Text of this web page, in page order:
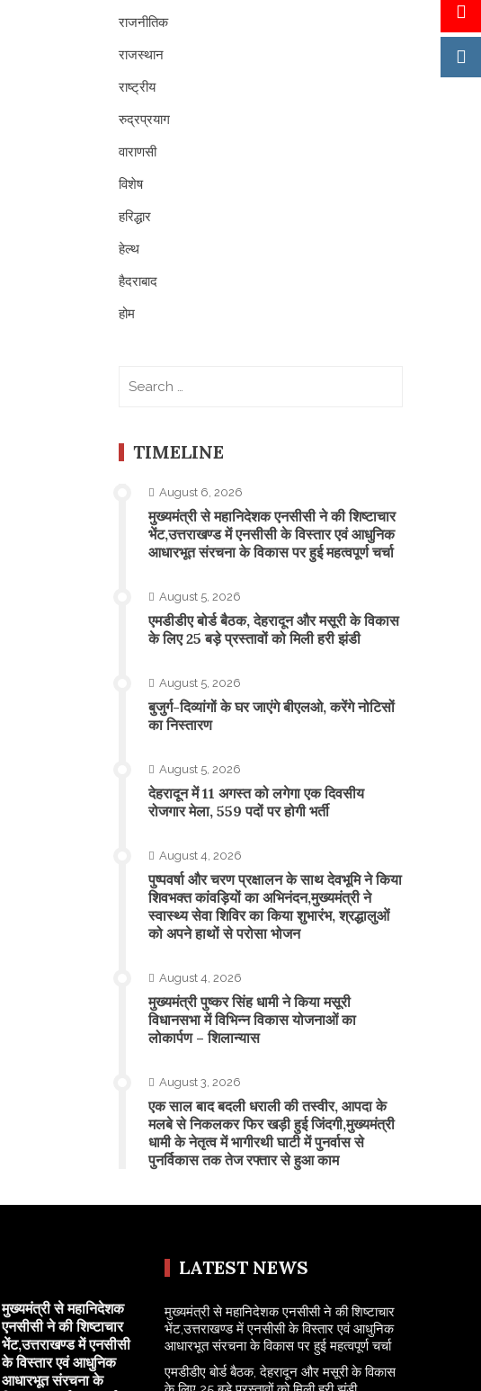
राजनीतिक
राजस्थान
राष्ट्रीय
रुद्रप्रयाग
वाराणसी
विशेष
हरिद्धार
हेल्थ
हैदराबाद
होम
TIMELINE
August 6, 2026
मुख्यमंत्री से महानिदेशक एनसीसी ने की शिष्टाचार
भेंट,उत्तराखण्ड में एनसीसी के विस्तार एवं आधुनिक
आधारभूत संरचना के विकास पर हुई महत्वपूर्ण चर्चा
August 5, 2026
एमडीडीए बोर्ड बैठक, देहरादून और मसूरी के विकास
के लिए 25 बड़े प्रस्तावों को मिली हरी झंडी
August 5, 2026
बुजुर्ग-दिव्यांगों के घर जाएंगे बीएलओ, करेंगे नोटिसों
का निस्तारण
August 5, 2026
​देहरादून में 11 अगस्त को लगेगा एक दिवसीय
रोजगार मेला, 559 पदों पर होगी भर्ती
August 4, 2026
पुष्पवर्षा और चरण प्रक्षालन के साथ देवभूमि ने किया
शिवभक्त कांवड़ियों का अभिनंदन,मुख्यमंत्री ने
स्वास्थ्य सेवा शिविर का किया शुभारंभ, श्रद्धालुओं
को अपने हाथों से परोसा भोजन
August 4, 2026
मुख्यमंत्री पुष्कर सिंह धामी ने किया मसूरी
विधानसभा में विभिन्न विकास योजनाओं का
लोकार्पण – शिलान्यास
August 3, 2026
एक साल बाद बदली धराली की तस्वीर, आपदा के
मलबे से निकलकर फिर खड़ी हुई जिंदगी,मुख्यमंत्री
धामी के नेतृत्व में भागीरथी घाटी में पुनर्वास से
पुनर्विकास तक तेज रफ्तार से हुआ काम
मुख्यमंत्री से महानिदेशक
एनसीसी ने की शिष्टाचार
भेंट,उत्तराखण्ड में एनसीसी
के विस्तार एवं आधुनिक
आधारभूत संरचना के
LATEST NEWS
मुख्यमंत्री से महानिदेशक एनसीसी ने की शिष्टाचार
भेंट,उत्तराखण्ड में एनसीसी के विस्तार एवं आधुनिक
आधारभूत संरचना के विकास पर हुई महत्वपूर्ण चर्चा
एमडीडीए बोर्ड बैठक, देहरादून और मसूरी के विकास